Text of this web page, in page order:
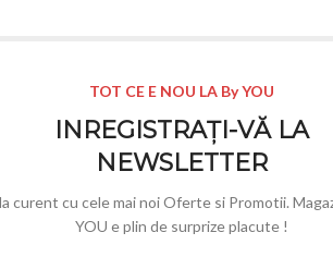
TOT CE E NOU LA By YOU
INREGISTRAȚI-VĂ LA
NEWSLETTER
curent cu cele mai noi Oferte si Promotii.
YOU e plin de surprize placute !